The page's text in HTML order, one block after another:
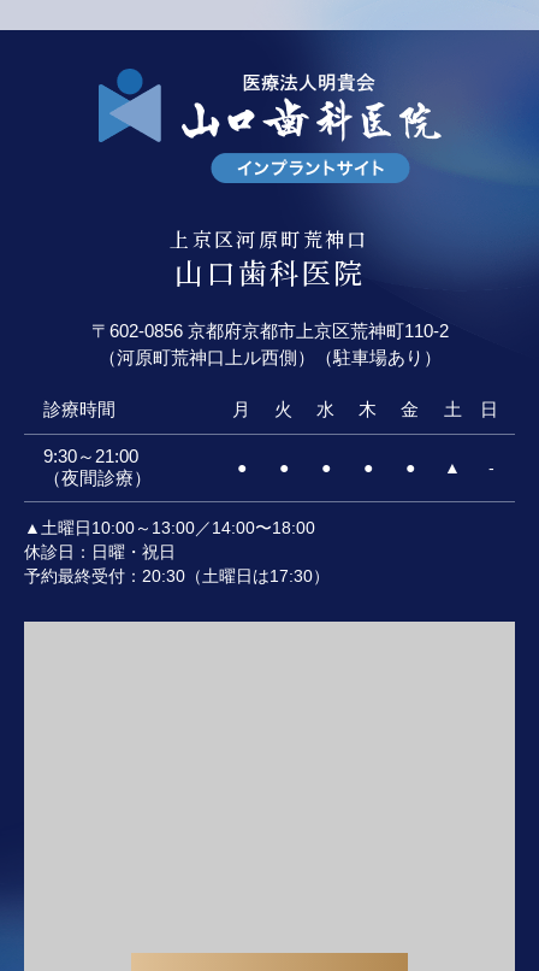
上京区河原町荒神口
山口歯科医院
〒602-0856 京都府京都市上京区荒神町110-2
（河原町荒神口上ル西側）（駐車場あり）
診療時間 月 火 水 木 金 土 日
9:30～21:00
（夜間診療）
● ● ● ● ● ▲ -
▲土曜日10:00～13:00／14:00〜18:00
休診日：日曜・祝日
予約最終受付：20:30（土曜日は17:30）